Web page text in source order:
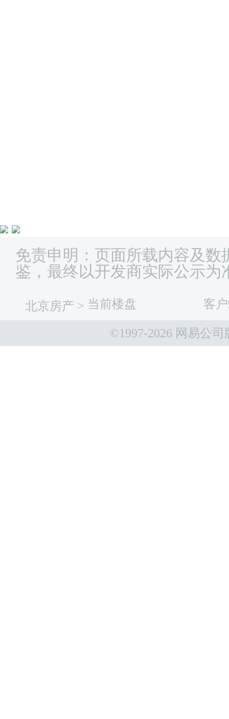
免责申明：页面所载内容及数
鉴，最终以开发商实际公示为
北京房产 > 当前楼盘 客
©1997-2026 网易公